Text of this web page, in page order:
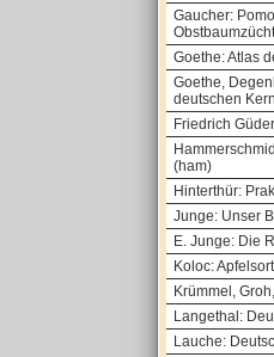
Gaucher:
Goethe: Atlas
Goethe,
deutschen
Friedrich
(ham)
Hinterthür:
Junge: Unser
E. Junge: Die
Koloc:
Krümmel,
Langethal:
Lauche: